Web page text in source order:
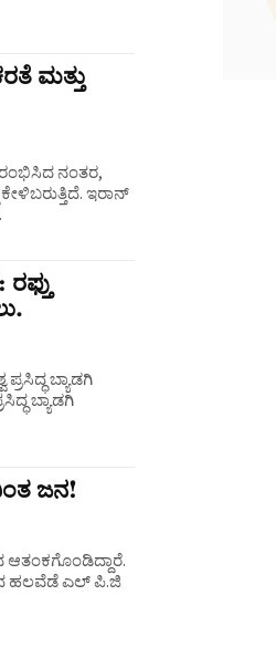
ಮತ್ತು
ನಂತರ,
ಇರಾನ್
ಬ್ಯಾಡಗಿ
ಬ್ಯಾಡಗಿ
ಜನ!
ಹಲವೆಡೆ ಎಲ್ ಪಿ.ಜಿ